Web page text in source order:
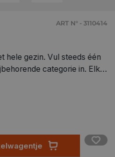
ART N° - 3110414
hele gezin. Vul steeds één
categorie in. Elke
manier punten op. De